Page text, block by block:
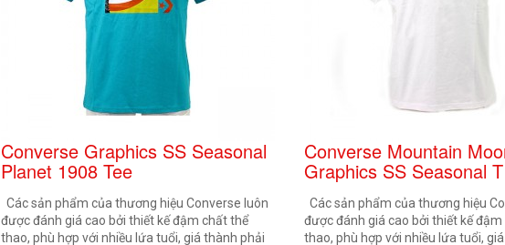
Converse Graphics SS Seasonal
Planet 1908 Tee
Các sản phẩm của thương hiệu Converse luôn
được đánh giá cao bởi thiết kế đậm chất thể
thao, phù hợp với nhiều lứa tuổi, giá thành phải
Converse Mountain
Graphics SS Seasonal T
Các sản phẩm của thương hiệu
được đánh giá cao bởi thiết kế
thao, phù hợp với nhiều lứa tuổi,